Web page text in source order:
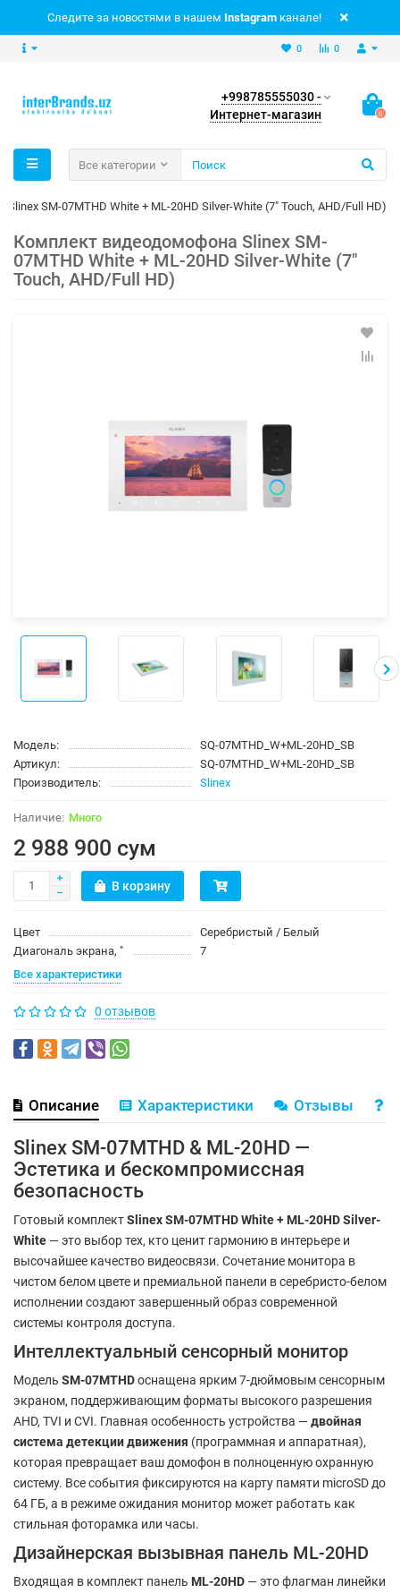
Следите за новостями в нашем Instagram канале!
0
0
+998785555030 -
Интернет-магазин
0
Все категории
SM-07MTHD White + ML-20HD Silver-White (7" Touch, AHD/Full HD)
Комплект видеодомофона Slinex SM-
07MTHD White + ML-20HD Silver-White (7"
Touch, AHD/Full HD)
Модель:
SQ-07MTHD_W+ML-20HD_SB
Артикул:
SQ-07MTHD_W+ML-20HD_SB
Производитель:
Slinex
Много
2 988 900 сум
В корзину
Цвет
Серебристый / Белый
Диагональ экрана, ″
7
Все характеристики
0 отзывов
Описание Характеристики Отзывы
Slinex SM-07MTHD & ML-20HD —
Эстетика и бескомпромиссная
безопасность
Готовый комплектSlinex SM-07MTHD White + ML-20HD Silver-
White — это выбор тех, кто ценит гармонию в интерьере и
высочайшее качество видеосвязи. Сочетание монитора в
чистом белом цвете и премиальной панели в серебристо-белом
исполнении создают завершенный образ современной
системы контроля доступа.
Интеллектуальный сенсорный монитор
Модель SM-07MTHDоснащена ярким 7-дюймовым сенсорным
экраном, поддерживающим форматы высокого разрешения
AHD, TVI и CVI. Главная особенность устройства —двойная
система детекции движения (программная и аппаратная),
которая превращает ваш домофон в полноценную охранную
систему. Все события фиксируются на карту памяти microSD до
64 ГБ, а в режиме ожидания монитор может работать как
стильная фоторамка или часы.
Дизайнерская вызывная панель ML-20HD
Входящая в комплект панель ML-20HD — это флагман линейки